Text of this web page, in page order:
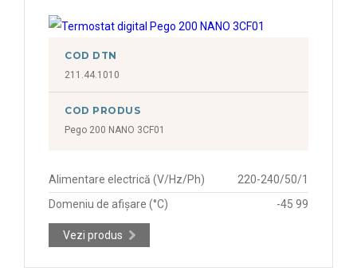
COD DTN
211.44.1010
COD PRODUS
Pego 200 NANO 3CF01
Alimentare electrică (V/Hz/Ph)
220-240/50/1
Domeniu de afișare (°C)
-45 99
Vezi produs